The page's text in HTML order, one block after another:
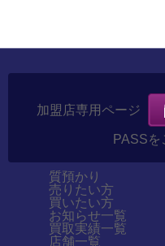
加盟店専用ページ
PASS
質預かり
売りたい方
買いたい方
お知らせ一覧
買取実績一覧
店舗一覧